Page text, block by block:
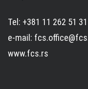
Tel: +381 11 262 51 31
e-mail:
www.fcs.rs